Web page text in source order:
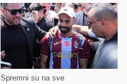
Spremni su na sve